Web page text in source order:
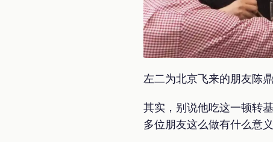
左二为北京飞来的朋友陈
其实，别说他吃这一顿转
多位朋友这么做有什么意